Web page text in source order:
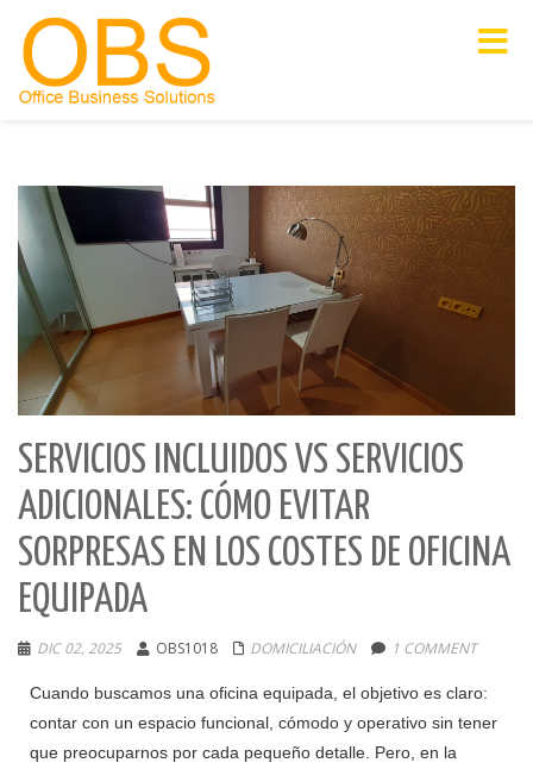
Toggle
SERVICIOS INCLUIDOS VS SERVICIOS
ADICIONALES: CÓMO EVITAR
SORPRESAS EN LOS COSTES DE OFICINA
EQUIPADA
DIC 02, 2025 OBS1018 DOMICILIACIÓN 1 COMMENT
Cuando buscamos una oficina equipada, el objetivo es claro:
contar con un espacio funcional, cómodo y operativo sin tener
que preocuparnos por cada pequeño detalle. Pero, en la